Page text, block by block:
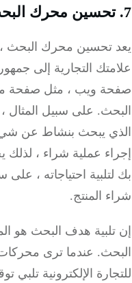
التجارية إلى جمهور
ويب ، مثل صفحة منتج
على سبيل المثال ،
عملية شراء ، لذلك
احتياجاته ، على
المنتج.
هدف البحث هو
الإلكترونية تلبي